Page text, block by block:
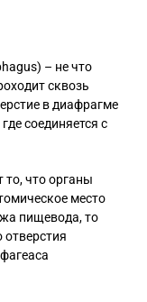
– не что
сквозь
в диафрагме
соединяется с
то, что органы
место
пищевода, то